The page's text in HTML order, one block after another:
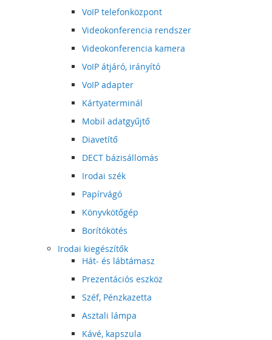
VoIP telefonközpont
Videokonferencia rendszer
Videokonferencia kamera
VoIP átjáró, irányító
VoIP adapter
Kártyaterminál
Mobil adatgyűjtő
Diavetítő
DECT bázisállomás
Irodai szék
Papírvágó
Könyvkötőgép
Borítókötés
Irodai kiegészítők
Hát- és lábtámasz
Prezentációs eszköz
Széf, Pénzkazetta
Asztali lámpa
Kávé, kapszula